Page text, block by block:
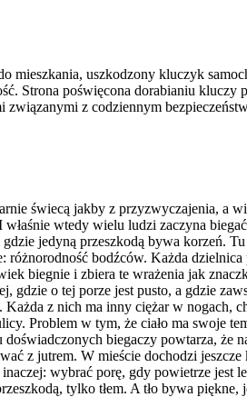
mieszkania, uszkodzony kluczyk
Strona poświęcona dorabianiu kluczy
związanymi z codziennym
świecą jakby z przyzwyczajenia, a
wtedy wielu ludzi zaczyna
jedyną przeszkodą bywa korzeń.
bodźców. Każda dzielnica
biegnie i zbiera te wrażenia jak
gdzie o tej porze jest pusto, a gdzie
Każda z nich ma inny ciężar w nogach,
Problem w tym, że ciało ma swoje
biegaczy powtarza, że
z jutrem. W mieście dochodzi jeszcze
wybrać porę, gdy powietrze jest
tylko tłem. A tło bywa piękne,